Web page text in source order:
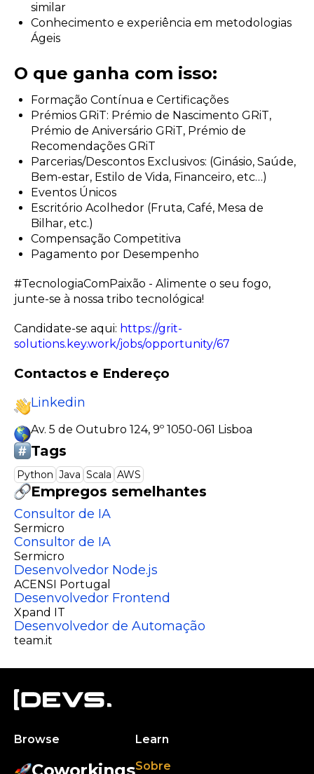
similar
Conhecimento e experiência em metodologias
Ágeis
O que ganha com isso:
Formação Contínua e Certificações
Prémios GRiT: Prémio de Nascimento GRiT,
Prémio de Aniversário GRiT, Prémio de
Recomendações GRiT
Parcerias/Descontos Exclusivos: (Ginásio, Saúde,
Bem-estar, Estilo de Vida, Financeiro, etc…)
Eventos Únicos
Escritório Acolhedor (Fruta, Café, Mesa de
Bilhar, etc.)
Compensação Competitiva
Pagamento por Desempenho
#TecnologiaComPaixão - Alimente o seu fogo,
junte-se à nossa tribo tecnológica!
Candidate-se aqui: https://grit-
solutions.key.work/jobs/opportunity/67
Contactos e Endereço
Linkedin
Av. 5 de Outubro 124, 9º 1050-061 Lisboa
Tags
Python Java Scala AWS
Empregos semelhantes
Consultor de IA
Sermicro
Consultor de IA
Sermicro
Desenvolvedor Node.js
ACENSI Portugal
Desenvolvedor Frontend
Xpand IT
Desenvolvedor de Automação
team.it
Browse
Learn
Sobre